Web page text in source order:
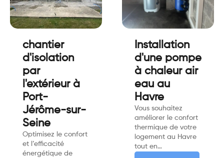
chantier
d'isolation
par
l'extérieur à
Port-
Jérôme-sur-
Seine
Optimisez le confort
et l’efficacité
énergétique de
Installation
d'une pompe
à chaleur air
eau au
Havre
Vous souhaitez
améliorer le confort
thermique de votre
logement au Havre
tout en…